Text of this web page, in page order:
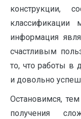
конструкции,
информация
счастливым
то, что работы в
и довольно
Остановимся,
получения